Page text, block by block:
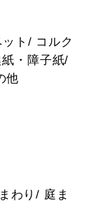
ト/ コルク
・障子紙/
他
わり/ 庭ま